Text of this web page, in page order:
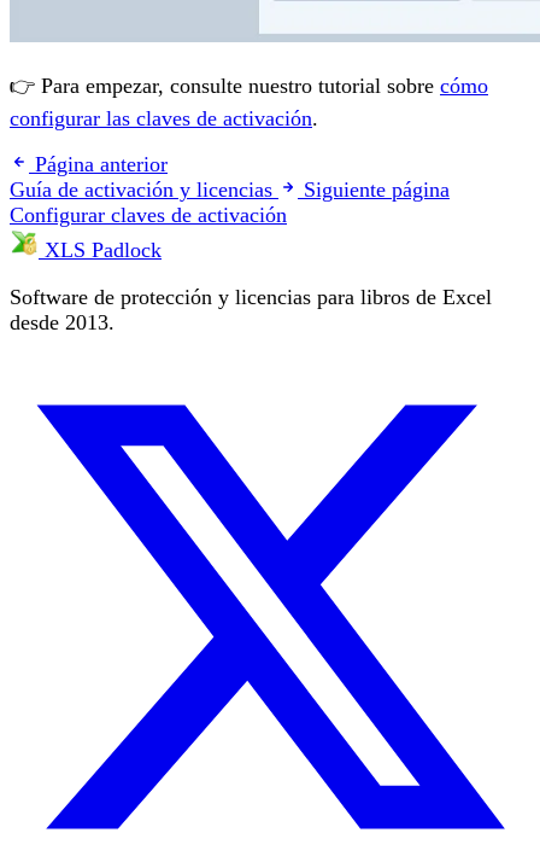
👉 Para empezar, consulte nuestro tutorial sobre cómo
configurar las claves de activación.
Página anterior
Guía de activación y licencias
Siguiente página
Configurar claves de activación
XLS Padlock
Software de protección y licencias para libros de Excel
desde 2013.